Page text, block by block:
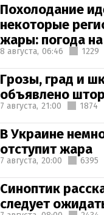
Похолодание
некоторые
жары: погода на
8 августа, 06:46 1229
Грозы, град и
объявлено
7 августа, 21:00 1874
В Украине
отступит жара
7 августа, 20:00 6395
Синоптик
следует